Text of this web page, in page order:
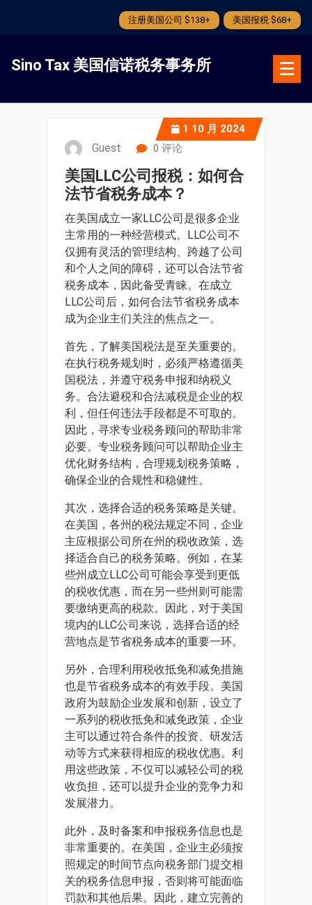
注册美国公司 $138+ 美国报税 $68+
Sino Tax 美国信诺税务事务所
1 10 月 2024
Guest 0 评论
美国LLC公司报税：如何合
法节省税务成本？
在美国成立一家LLC公司是很多企业
主常用的一种经营模式。LLC公司不
仅拥有灵活的管理结构、跨越了公司
和个人之间的障碍，还可以合法节省
税务成本，因此备受青睐。在成立
LLC公司后，如何合法节省税务成本
成为企业主们关注的焦点之一。
首先，了解美国税法是至关重要的。
在执行税务规划时，必须严格遵循美
国税法，并遵守税务申报和纳税义
务。合法避税和合法减税是企业的权
利，但任何违法手段都是不可取的。
因此，寻求专业税务顾问的帮助非常
必要。专业税务顾问可以帮助企业主
优化财务结构，合理规划税务策略，
确保企业的合规性和稳健性。
其次，选择合适的税务策略是关键。
在美国，各州的税法规定不同，企业
主应根据公司所在州的税收政策，选
择适合自己的税务策略。例如，在某
些州成立LLC公司可能会享受到更低
的税收优惠，而在另一些州则可能需
要缴纳更高的税款。因此，对于美国
境内的LLC公司来说，选择合适的经
营地点是节省税务成本的重要一环。
另外，合理利用税收抵免和减免措施
也是节省税务成本的有效手段。美国
政府为鼓励企业发展和创新，设立了
一系列的税收抵免和减免政策，企业
主可以通过符合条件的投资、研发活
动等方式来获得相应的税收优惠。利
用这些政策，不仅可以减轻公司的税
收负担，还可以提升企业的竞争力和
发展潜力。
此外，及时备案和申报税务信息也是
非常重要的。在美国，企业主必须按
照规定的时间节点向税务部门提交相
关的税务信息申报，否则将可能面临
罚款和其他后果。因此，建立完善的